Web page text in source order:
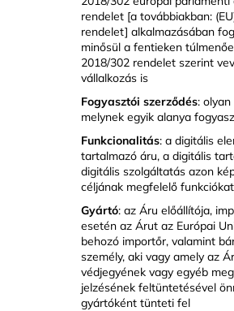
rendelet [a továbbiakban:
rendelet] alkalmazásában
minősül a fentieken
2018/302 rendelet szerint
vállalkozás is
Fogyasztói szerződés: olyan
melynek egyik alanya
Funkcionalitás: a digitális
tartalmazó áru, a digitális
digitális szolgáltatás azon
céljának megfelelő
Gyártó: az Áru előállítója,
esetén az Árut az Európai
behozó importőr, valamint
személy, aki vagy amely az
védjegyének vagy egyéb
jelzésének feltüntetésével
gyártóként tünteti fel